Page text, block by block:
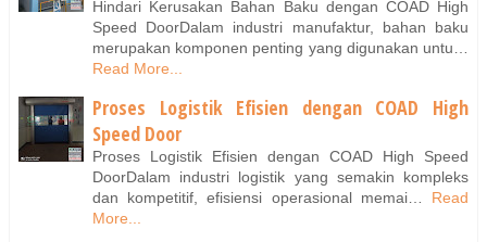
Hindari Kerusakan Bahan Baku dengan COAD High
Speed DoorDalam industri manufaktur, bahan baku
merupakan komponen penting yang digunakan untu…
Read More...
Proses Logistik Efisien dengan COAD High
Speed Door
Proses Logistik Efisien dengan COAD High Speed
DoorDalam industri logistik yang semakin kompleks
dan kompetitif, efisiensi operasional memai…
Read
More...